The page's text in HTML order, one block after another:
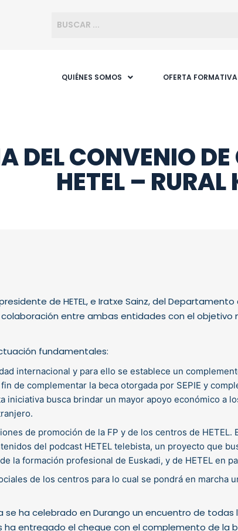
QUIÉNES SOMOS OFERTA FORMATIVA
DEL CONVENIO
HETEL –
de HETEL, e Iratxe Sainz, del
entre ambas entidades con el objetivo
fundamentales:
internacional y para ello se establece un
de complementar la beca otorgada por SEPIE y
iniciativa busca brindar un mayor apoyo económico a
de promoción de la FP y de los centros de HETEL.
del podcast HETEL telebista, un proyecto que
la formación profesional de Euskadi, y de HETEL en
de los centros para lo cual se pondrá en marcha
ha celebrado en Durango un encuentro de
ha entregado el cheque con el complemento de la